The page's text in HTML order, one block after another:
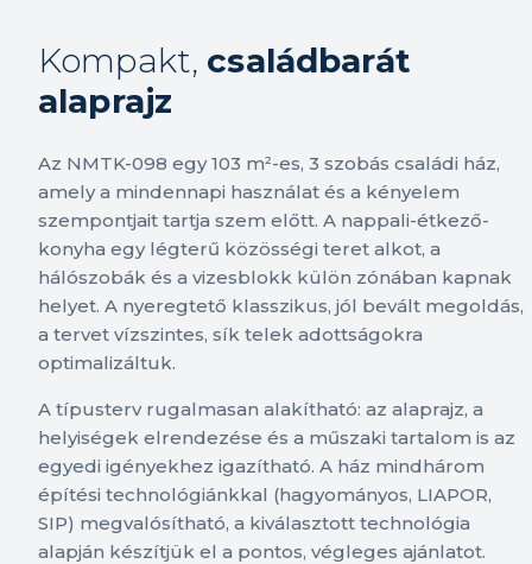
Kompakt, családbarát
alaprajz
Az NMTK-098 egy 103 m²-es, 3 szobás családi ház,
amely a mindennapi használat és a kényelem
szempontjait tartja szem előtt. A nappali-étkező-
konyha egy légterű közösségi teret alkot, a
hálószobák és a vizesblokk külön zónában kapnak
helyet. A nyeregtető klasszikus, jól bevált megoldás,
a tervet vízszintes, sík telek adottságokra
optimalizáltuk.
A típusterv rugalmasan alakítható: az alaprajz, a
helyiségek elrendezése és a műszaki tartalom is az
egyedi igényekhez igazítható. A ház mindhárom
építési technológiánkkal (hagyományos, LIAPOR,
SIP) megvalósítható, a kiválasztott technológia
alapján készítjük el a pontos, végleges ajánlatot.